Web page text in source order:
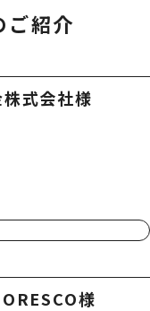
ご紹介
式会社様
様